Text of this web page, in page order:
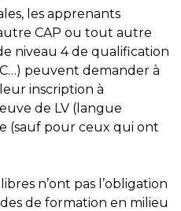
les apprenants
CAP ou tout autre
niveau 4 de qualification
peuvent demander à
inscription à
de LV (langue
(sauf pour ceux qui ont
n’ont pas l’obligation
de formation en milieu